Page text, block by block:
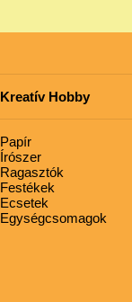
Kreatív Hobby
Papír
Írószer
Ragasztók
Festékek
Ecsetek
Egységcsomagok